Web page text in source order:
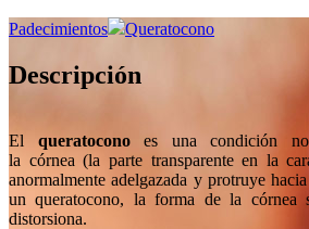
Padecimientos Queratocono
Descripción
El queratoconoes una condición
la córnea (la parte transparente en la
anormalmente adelgazada y protruye
un queratocono, la forma de la
distorsiona.